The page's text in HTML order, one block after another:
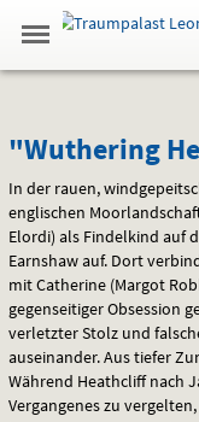
Springe
zum
,zum
.
Navigation
Gehe
zur
Standortauswahl
Hinweis
Heights"
-
"Wuthering
In der rauen,
englischen
Elordi) als Findelkind auf
Earnshaw auf. Dort
mit Catherine (Margot
gegenseitiger Obsession
verletzter Stolz und
auseinander. Aus tiefer
Während Heathcliff nach
Vergangenes zu